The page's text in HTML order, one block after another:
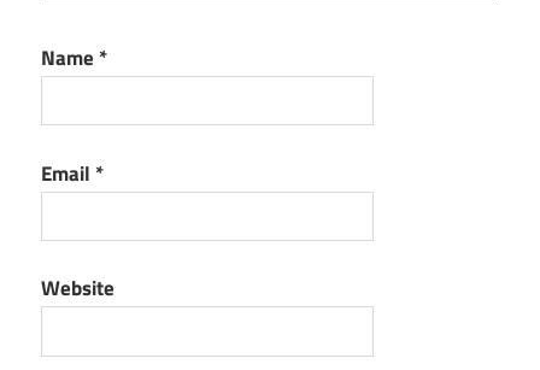
Name *
Email *
Website